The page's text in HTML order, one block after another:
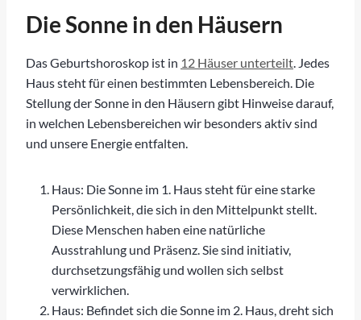
Die Sonne in den Häusern
Das Geburtshoroskop ist in 12 Häuser unterteilt . Jedes
Haus steht für einen bestimmten Lebensbereich. Die
Stellung der Sonne in den Häusern gibt Hinweise darauf,
in welchen Lebensbereichen wir besonders aktiv sind
und unsere Energie entfalten.
Haus: Die Sonne im 1. Haus steht für eine starke
Persönlichkeit, die sich in den Mittelpunkt stellt.
Diese Menschen haben eine natürliche
Ausstrahlung und Präsenz. Sie sind initiativ,
durchsetzungsfähig und wollen sich selbst
verwirklichen.
Haus: Befindet sich die Sonne im 2. Haus, dreht sich